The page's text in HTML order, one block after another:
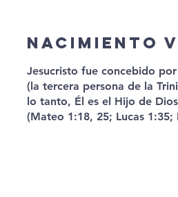
Nacimiento
Jesucristo fue concebido
(la tercera persona de la
lo tanto, Él es el Hijo de
(Mateo 1:18, 25; Lucas 1:35;